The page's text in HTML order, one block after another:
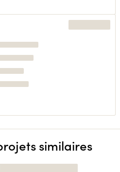
similaires